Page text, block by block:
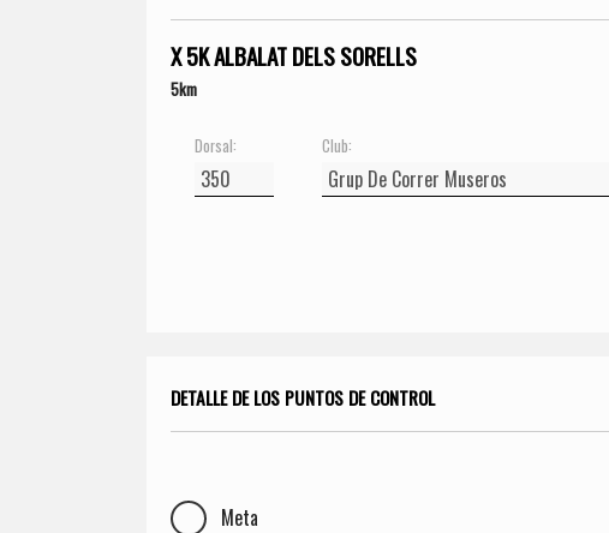
X 5K ALBALAT DELS SORELLS
5km
Dorsal: Club:
DETALLE DE LOS PUNTOS DE CONTROL
Meta